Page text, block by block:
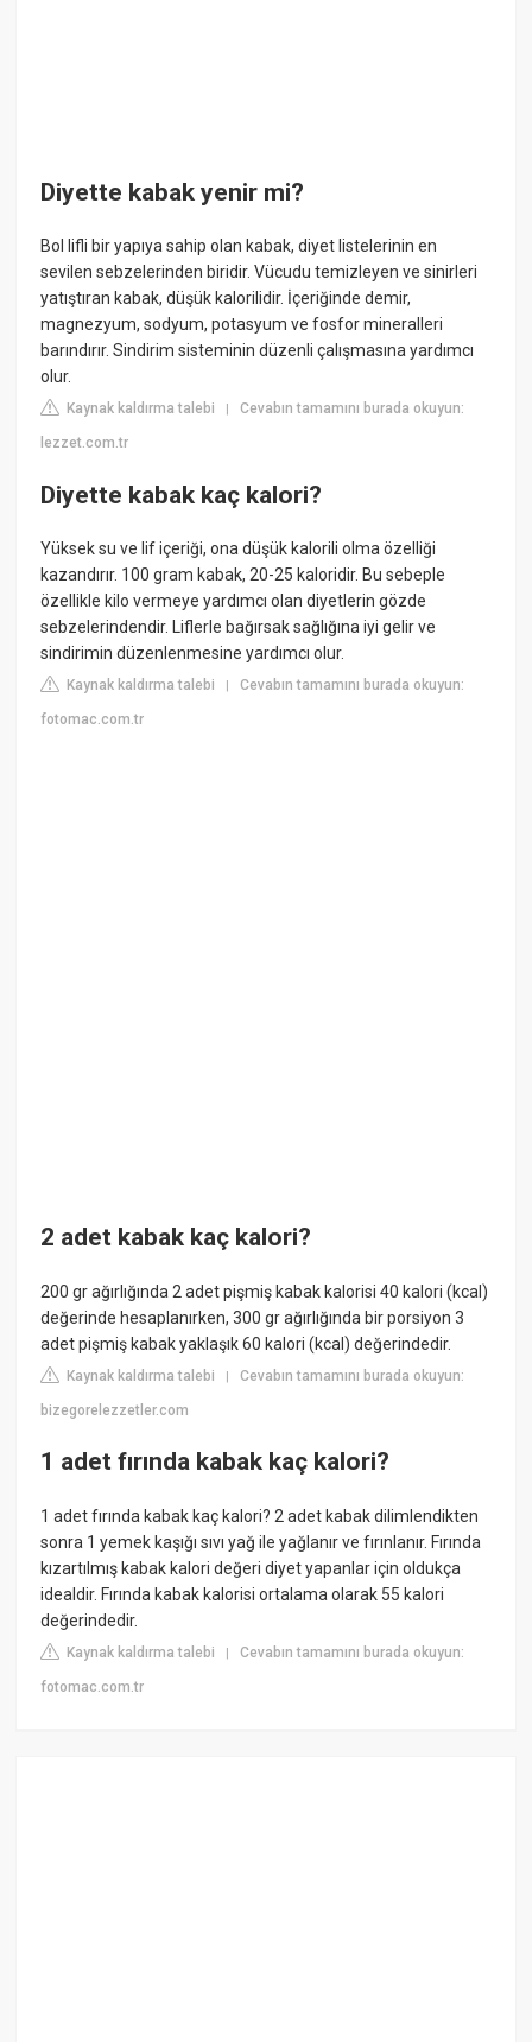
Diyette kabak yenir mi?
Bol lifli bir yapıya sahip olan kabak, diyet listelerinin en
sevilen sebzelerinden biridir. Vücudu temizleyen ve sinirleri
yatıştıran kabak, düşük kalorilidir. İçeriğinde demir,
magnezyum, sodyum, potasyum ve fosfor mineralleri
barındırır. Sindirim sisteminin düzenli çalışmasına yardımcı
olur.
Kaynak kaldırma talebi |Cevabın tamamını burada okuyun:
lezzet.com.tr
Diyette kabak kaç kalori?
Yüksek su ve lif içeriği, ona düşük kalorili olma özelliği
kazandırır. 100 gram kabak, 20-25 kaloridir. Bu sebeple
özellikle kilo vermeye yardımcı olan diyetlerin gözde
sebzelerindendir. Liflerle bağırsak sağlığına iyi gelir ve
sindirimin düzenlenmesine yardımcı olur.
Kaynak kaldırma talebi |Cevabın tamamını burada okuyun:
fotomac.com.tr
2 adet kabak kaç kalori?
200 gr ağırlığında 2 adet pişmiş kabak kalorisi 40 kalori (kcal)
değerinde hesaplanırken, 300 gr ağırlığında bir porsiyon 3
adet pişmiş kabak yaklaşık 60 kalori (kcal) değerindedir.
Kaynak kaldırma talebi |Cevabın tamamını burada okuyun:
bizegorelezzetler.com
1 adet fırında kabak kaç kalori?
1 adet fırında kabak kaç kalori? 2 adet kabak dilimlendikten
sonra 1 yemek kaşığı sıvı yağ ile yağlanır ve fırınlanır. Fırında
kızartılmış kabak kalori değeri diyet yapanlar için oldukça
idealdir. Fırında kabak kalorisi ortalama olarak 55 kalori
değerindedir.
Kaynak kaldırma talebi |Cevabın tamamını burada okuyun:
fotomac.com.tr